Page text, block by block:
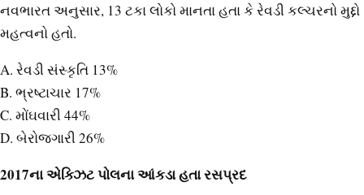
નવભારત અનુસાર, 13 ટકા લોકો માનતા હતા કે રેવડી કલ્ચરનો મુદ્દો
મહત્વનો હતો.
A. રેવડી સંસ્કૃતિ 13%
B. ભ્રષ્ટાચાર 17%
C. મોંઘવારી 44%
D. બેરોજગારી 26%
2017ના એક્ઝિટ પોલના આંકડા હતા રસપ્રદ